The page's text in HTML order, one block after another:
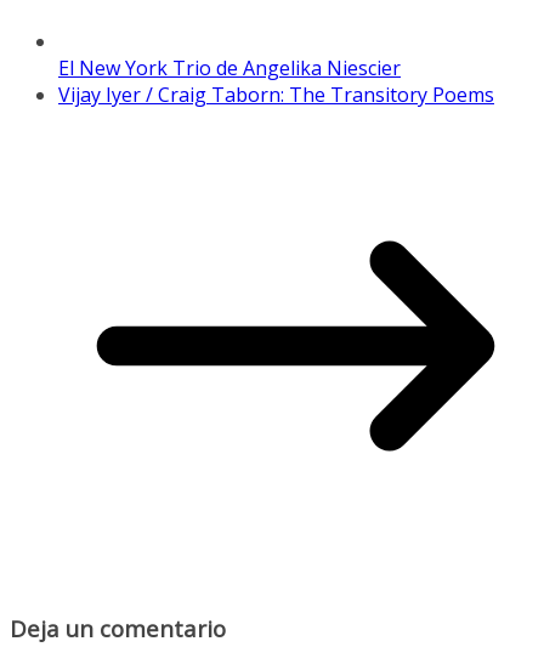
El New York Trio de Angelika Niescier
Vijay Iyer / Craig Taborn: The Transitory Poems
Deja un comentario